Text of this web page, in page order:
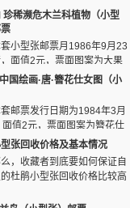
气
，
建设成就和纪念中国铁
路第六次大提速，国家
邮政局发行《和谐铁路
建设》特种邮票，全套
小型张1枚。
珍稀濒危木兰科植物（小型
型张邮票月1986年9月23
面值2元，票面图案为大果
行420.28万枚。这枚邮票为
仅仅只有420.28万枚，数
组邮票出自于北京邮票厂，
得各位藏家购买。
国绘画·唐·簪花仕女图（小
票发行日期为1984年3月
面值2元，票面图案为簪花仕
发行103万枚。在质量方
了让人无话可说，它出自于
好的纸张与油墨，是个各位
品。
张回收价格及基本情况
收藏者到底要如何保证自
杜鹃小型张回收价格比较高